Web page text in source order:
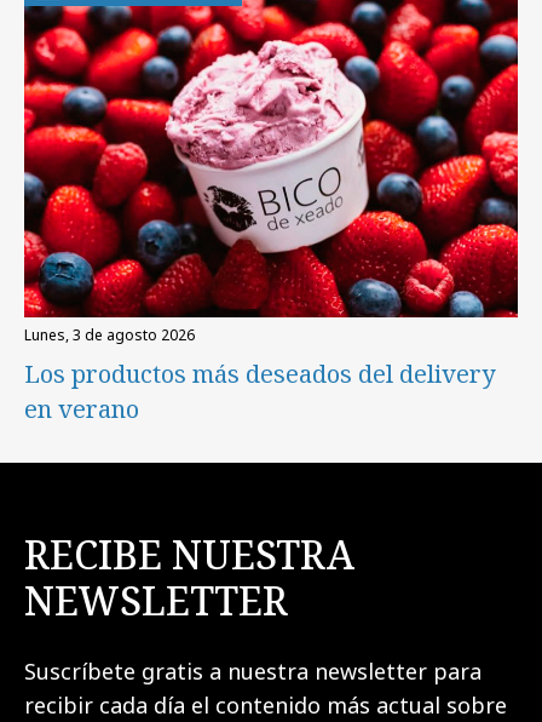
lunes, 3 de agosto 2026
Los productos más deseados del delivery
en verano
RECIBE NUESTRA
NEWSLETTER
Suscríbete gratis a nuestra newsletter para
recibir cada día el contenido más actual sobre